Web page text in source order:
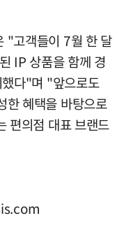
"고객들이 7월 한 달
IP 상품을 함께 경
다"며 "앞으로도
한 혜택을 바탕으로
편의점 대표 브랜드